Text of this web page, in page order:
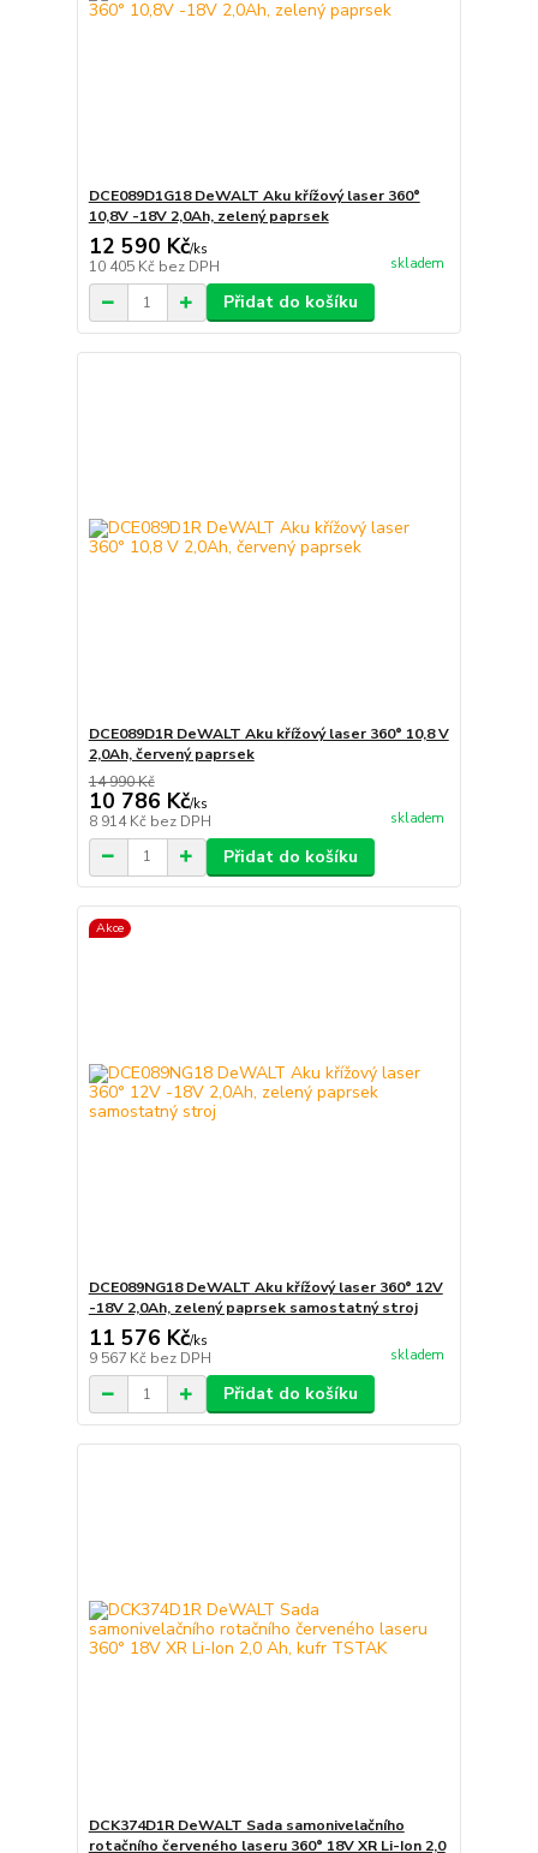
DCE089D1G18 DeWALT Aku křížový laser 360°
10,8V -18V 2,0Ah, zelený paprsek
12 590 Kč/ks
10 405 Kč bez DPH skladem
Přidat do košíku
DCE089D1R DeWALT Aku křížový laser 360° 10,8 V
2,0Ah, červený paprsek
14 990 Kč
10 786 Kč/ks
8 914 Kč bez DPH skladem
Přidat do košíku
Akce
DCE089NG18 DeWALT Aku křížový laser 360° 12V
-18V 2,0Ah, zelený paprsek samostatný stroj
11 576 Kč/ks
9 567 Kč bez DPH skladem
Přidat do košíku
DCK374D1R DeWALT Sada samonivelačního
rotačního červeného laseru 360° 18V XR Li-Ion 2,0